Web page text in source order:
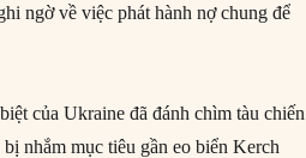
ngờ về việc phát hành nợ chung để
của Ukraine đã đánh chìm tàu chiến
nhắm mục tiêu gần eo biển Kerch